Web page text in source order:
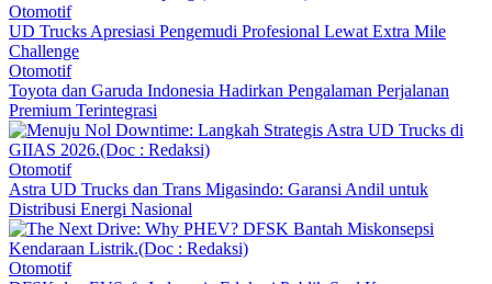
Otomotif
UD Trucks Apresiasi Pengemudi Profesional Lewat Extra Mile
Challenge
Otomotif
Toyota dan Garuda Indonesia Hadirkan Pengalaman Perjalanan
Premium Terintegrasi
Otomotif
Astra UD Trucks dan Trans Migasindo: Garansi Andil untuk
Distribusi Energi Nasional
Otomotif